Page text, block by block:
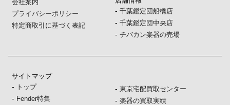
会社案内
プライバシーポリシー
特定商取引に基づく表記
- 千葉鑑定団船橋店
- 千葉鑑定団中央店
- チバカン楽器の売場
サイトマップ
- トップ
- Fender特集
- 東京宅配買取センター
- 楽器の買取実績